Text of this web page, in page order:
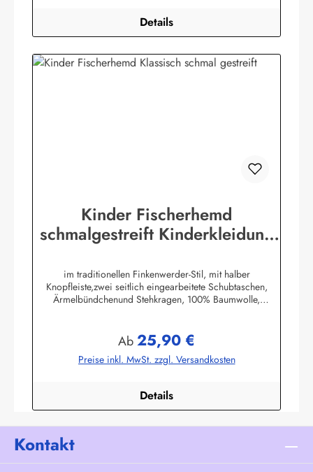
Details
Kinder Fischerhemd
schmalgestreift Kinderkleidung
im traditionellen Finkenwerder-Stil, mit halber
Knopfleiste,zwei seitlich eingearbeitete Schubtaschen,
Ärmelbündchenund Stehkragen, 100% Baumwolle,
Wittmundinfo@modas-bekleidung.de
Regulärer Preis:
Ab25,90 €
Preise inkl. MwSt. zzgl. Versandkosten
Details
Kontakt